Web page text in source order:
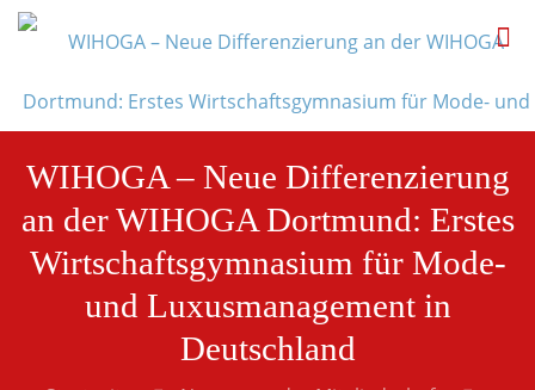
WIHOGA – Neue Differenzierung
an der WIHOGA Dortmund: Erstes
Wirtschaftsgymnasium für Mode-
und Luxusmanagement in
Deutschland